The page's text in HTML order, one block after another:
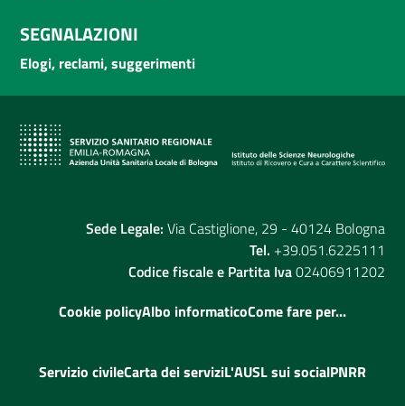
SEGNALAZIONI
Elogi, reclami, suggerimenti
Sede Legale: Via Castiglione, 29 - 40124 Bologna
Tel. +39.051.6225111
Codice fiscale e Partita Iva02406911202
Cookie policyAlbo informaticoCome fare per...
Servizio civileCarta dei serviziL'AUSL sui socialPNRR